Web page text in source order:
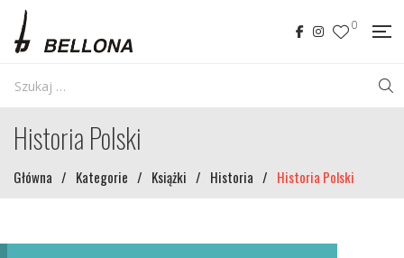
0
Historia Polski
Główna / Kategorie / Książki / Historia / Historia Polski